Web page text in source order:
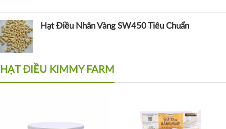
Hạt Điều Nhân Vàng SW450 Tiêu Chuẩn
HẠT ĐIỀU KIMMY FARM